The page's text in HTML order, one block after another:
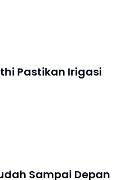
Pastikan Irigasi
Sampai Depan